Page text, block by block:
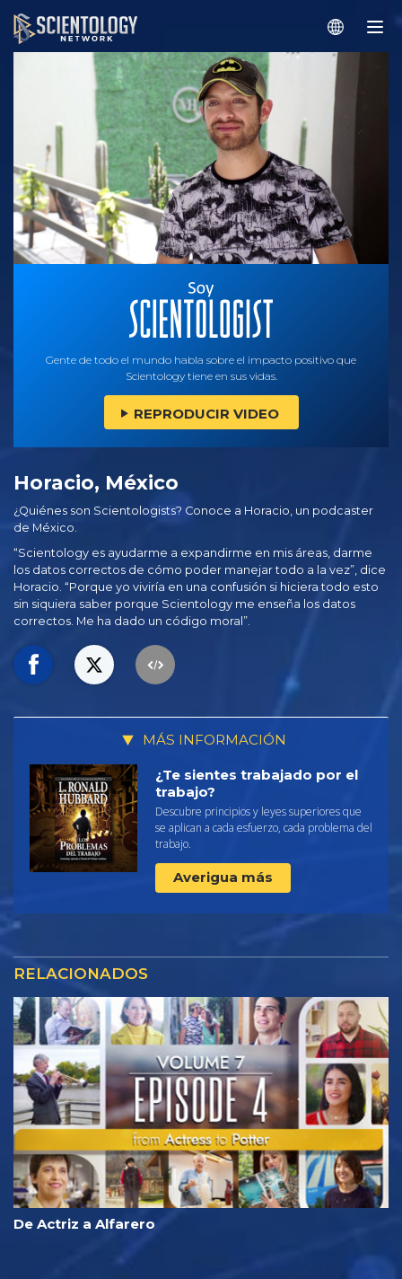
Gente de todo el mundo habla sobre el impacto positivo que
Scientology tiene en sus vidas.
REPRODUCIR VIDEO
Horacio, México
¿Quiénes son Scientologists? Conoce a Horacio, un podcaster
de México.
“Scientology es ayudarme a expandirme en mis áreas, darme
los datos correctos de cómo poder manejar todo a la vez”, dice
Horacio. “Porque yo viviría en una confusión si hiciera todo esto
sin siquiera saber porque Scientology me enseña los datos
correctos. Me ha dado un código moral”.
MÁS INFORMACIÓN
¿Te sientes trabajado por el
trabajo?
Descubre principios y leyes superiores que
se aplican a cada esfuerzo, cada problema del
trabajo.
Averigua más
RELACIONADOS
De Actriz a Alfarero